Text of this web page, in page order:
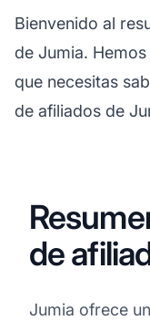
Bienvenido al
de Jumia.
que necesitas
de afiliados de
de
Jumia ofrece